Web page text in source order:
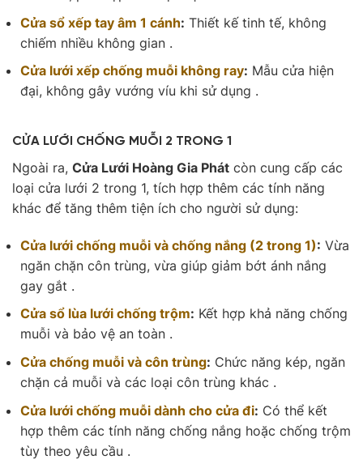
Cửa sổ xếp tay âm 1 cánh: Thiết kế tinh tế, không
chiếm nhiều không gian .
Cửa lưới xếp chống muỗi không ray: Mẫu cửa hiện
đại, không gây vướng víu khi sử dụng .
CỬA LƯỚI CHỐNG MUỖI 2 TRONG 1
Ngoài ra, Cửa Lưới Hoàng Gia Phát còn cung cấp các
loại cửa lưới 2 trong 1, tích hợp thêm các tính năng
khác để tăng thêm tiện ích cho người sử dụng:
Cửa lưới chống muỗi và chống nắng (2 trong 1): Vừa
ngăn chặn côn trùng, vừa giúp giảm bớt ánh nắng
gay gắt .
Cửa sổ lùa lưới chống trộm: Kết hợp khả năng chống
muỗi và bảo vệ an toàn .
Cửa chống muỗi và côn trùng: Chức năng kép, ngăn
chặn cả muỗi và các loại côn trùng khác .
Cửa lưới chống muỗi dành cho cửa đi: Có thể kết
hợp thêm các tính năng chống nắng hoặc chống trộm
tùy theo yêu cầu .